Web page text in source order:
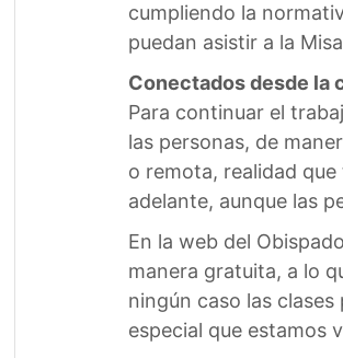
cumpliendo la
puedan asistir a la
Conectados desde la
Para continuar el
las personas, de
o remota, realidad
adelante, aunque las
En la web del
manera gratuita, a lo
ningún caso las
especial que estamos